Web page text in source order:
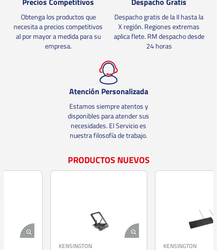
Obtenga los productos que
necesita a precios competitivos
al por mayor a medida para su
empresa.
Despachogratisde la II hasta la
X región. Regiones extremas
aplica flete. RM despacho desde
24 horas
Atención Personalizada
Estamos siempre atentos y
disponibles para atender sus
necesidades. El Servicio es
nuestra filosofía de trabajo.
PRODUCTOS NUEVOS